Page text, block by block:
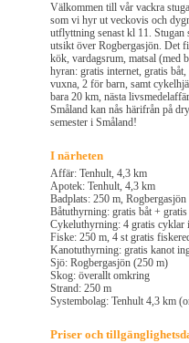
Välkommen till vår vackra
som vi hyr ut veckovis och
utflyttning senast kl 11.
utsikt över Rogbergasjön. Det
kök, vardagsrum, matsal (med
hyran: gratis internet, gratis
vuxna, 2 för barn, samt
bara 20 km, nästa
Småland kan nås härifrån på
semester i Småland!
I närheten
Affär: Tenhult, 4,3 km
Apotek: Tenhult, 4,3 km
Badplats: 250 m, Rogbergasjön
Båtuthyrning: gratis båt +
Cykeluthyrning: 4 gratis cyklar
Fiske: 250 m, 4 st gratis
Kanotuthyrning: gratis kanot
Sjö: Rogbergasjön (250 m)
Skog: överallt omkring
Strand: 250 m
Systembolag: Tenhult 4,3 km
Priser och